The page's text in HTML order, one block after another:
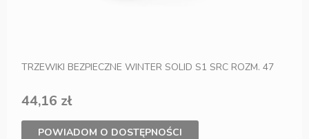
TRZEWIKI BEZPIECZNE WINTER SOLID S1 SRC ROZM. 47
44,16 zł
POWIADOM O DOSTĘPNOŚCI